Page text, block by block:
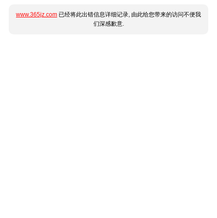
www.365jz.com 已经将此出错信息详细记录, 由此给您带来的访问不便我
们深感歉意.